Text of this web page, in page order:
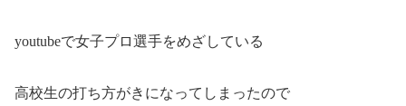
youtubeで女子プロ選手をめざしている
高校生の打ち方がきになってしまったので